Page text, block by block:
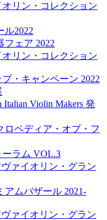
リン・コレクション
ル2022
フェア 2022
リン・コレクション
・キャンペーン 2022
Italian Violin Makers 発
ロペディア・オブ・フ
ーラム VOL.3
ァイオリン・グラン
アムバザール 2021-
ァイオリン・グラン